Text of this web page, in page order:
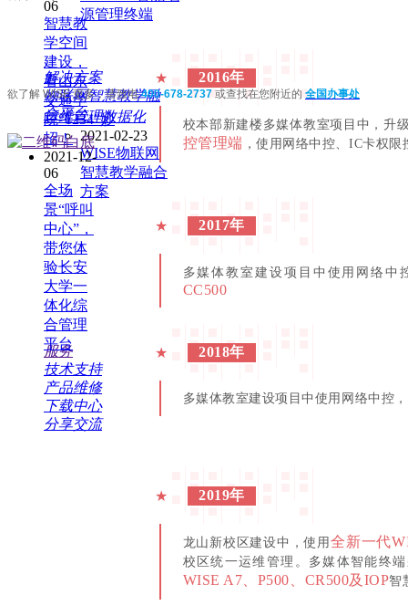
源管理终端
解决方案
物联网智慧教学融
合平台
运维管理数据化
2021-02-23
WISE物联网
智慧教学融合
方案
服务
技术支持
产品维修
下载中心
分享交流
★ 2016年
校本部新建楼多媒体教室项目中，升
控管理端 ，使用网络中控、IC卡权
★ 2017年
多媒体教室建设项目中使用网络中
CC500
★ 2018年
多媒体教室建设项目中使用网络中控
★ 2019年
龙山新校区建设中，使用全新一代
校区统一运维管理。多媒体智能终
WISE A7、P500、CR500及IOP智
06
智慧教
学空间
建设，
看山东
交通学
院“1234”妙
招！
2021-12-
06
全场
景“呼叫
中心”，
带您体
验长安
大学一
体化综
合管理
平台
欲了解 WISE 更多：请致电 400-678-2737 或查找在您附近的 全国办事处